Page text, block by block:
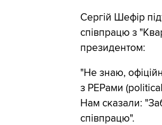
Сергій Шефір
співпрацю з
президентом:
"Не знаю,
з PЕРами
Нам сказали:
співпрацю".